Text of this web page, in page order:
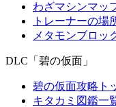
わざマシンマッ
トレーナーの場
メタモンブロッ
DLC「碧の仮面」
碧の仮面攻略ト
キタカミ図鑑一